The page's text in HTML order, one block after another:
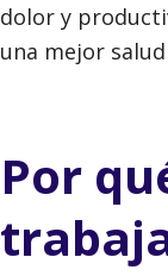
dolor y
una mejor
Por